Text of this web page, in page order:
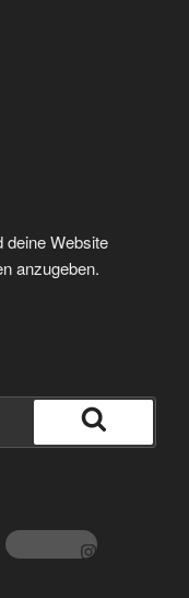
deine Website
anzugeben.
Suchen
Instagram